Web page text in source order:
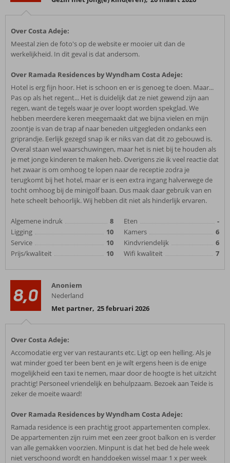
Over Costa Adeje:
Meestal zien de foto's op de website er mooier uit dan de
werkelijkheid. In dit geval is dat andersom.
Over Ramada Residences by Wyndham Costa Adeje:
Hotel is erg fijn hoor. Het is schoon en er is genoeg te doen. Maar...
Pas op als het regent... Het is duidelijk dat ze niet gewend zijn aan
regen, want de tegels waar je over loopt worden spekglad. We
hebben meerdere keren meegemaakt dat we bijna vielen en mijn
zoontje is van de trap af naar beneden uitgegleden ondanks een
griprandje. Eerlijk gezegd snap ik er niks van dat dit zo gebouwd is.
Overal staan wel waarschuwingen, maar het is niet bij te houden als
je met jonge kinderen te maken heb. Overigens zie ik veel reactie dat
het zwaar is om omhoog te lopen naar de receptie zodra je
terugkomt bij het hotel, maar er is een extra ingang halverwege de
tocht omhoog bij de minigolf baan. Dus maak daar gebruik van en
hete scheelt behoorlijk. Wij hebben dit niet als hinderlijk ervaren.
Algemene indruk
8
Ligging
10
Service
10
Prijs/kwaliteit
10
Eten
-
Kamers
6
Kindvriendelijk
6
Wifi kwaliteit
7
8,0
Anoniem
Nederland
Met partner, 25 februari 2026
Over Costa Adeje:
Accomodatie erg ver van restaurants etc. Ligt op een helling. Als je
wat minder goed ter been bent en je wilt ergens heen is de enige
mogelijkheid een taxi te nemen, maar door de hoogte is het uitzicht
prachtig! Personeel vriendelijk en behulpzaam. Bezoek aan Teide is
zeker de moeite waard!
Over Ramada Residences by Wyndham Costa Adeje:
Ramada residence is een prachtig groot appartementen complex.
De appartementen zijn ruim met een zeer groot balkon en is verder
van alle gemakken voorzien. Minpunt is dat het bed de hele week
niet verschoond wordt en handdoeken wissel maar 1 x per week